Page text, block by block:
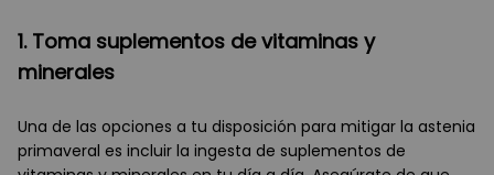
1. Toma suplementos de vitaminas y
minerales
Una de las opciones a tu disposición para mitigar la astenia
primaveral es incluir la ingesta de suplementos de